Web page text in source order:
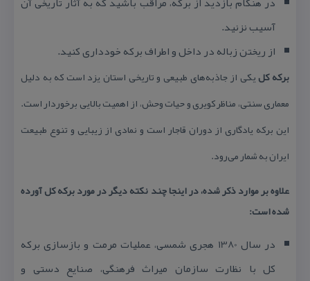
آسیب نزنید.
از ریختن زباله در داخل و اطراف بركه خودداری كنید.
بركه كلیكی از جاذبه‌های طبیعی و تاریخی استان یزد است كه به دلیل
معماری سنتی، مناظر كویری و حیات وحش، از اهمیت بالایی برخوردار است.
این بركه یادگاری از دوران قاجار است و نمادی از زیبایی و تنوع طبیعت
ایران به شمار می‌رود.
علاوه بر موارد ذكر شده، در اینجا چند نكته دیگر در مورد بركه كل آورده
شده است:
در سال 1380 هجری شمسی، عملیات مرمت و بازسازی بركه
كل با نظارت سازمان میراث فرهنگی، صنایع دستی و